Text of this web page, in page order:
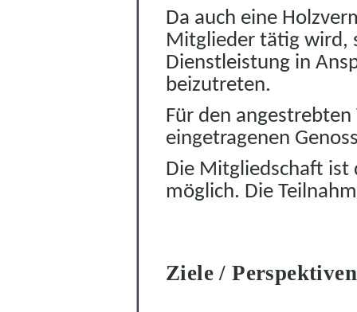
Da auch eine
Mitglieder tätig wird,
Dienstleistung in
beizutreten.
Für den
eingetragenen
Die Mitgliedschaft ist
möglich. Die Teilnah
Ziele / Perspektiven